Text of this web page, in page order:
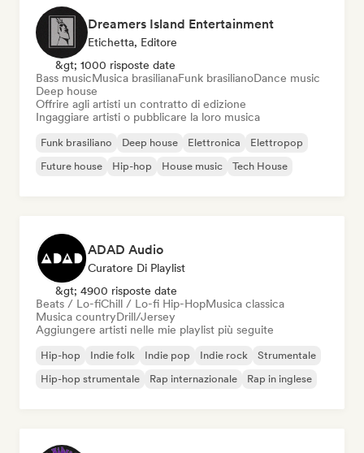
Dreamers Island Entertainment
Etichetta, Editore
&gt; 1000 risposte date
Bass musicMusica brasilianaFunk brasilianoDance music
Deep house
Offrire agli artisti un contratto di edizione
Ingaggiare artisti o pubblicare la loro musica
Funk brasiliano Deep house Elettronica
Elettropop
Future house
Hip-hop House music Tech House
ADAD Audio
Curatore Di Playlist
&gt; 4900 risposte date
Beats / Lo-fiChill / Lo-fi Hip-HopMusica classica
Musica countryDrill/Jersey
Aggiungere artisti nelle mie playlist più seguite
Hip-hop Indie folk Indie pop Indie rock
Strumentale
Hip-hop strumentale
Rap internazionale Rap in inglese